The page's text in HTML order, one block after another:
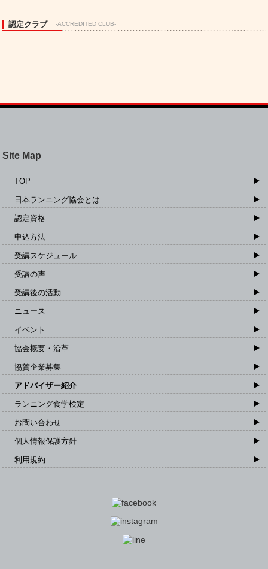
認定クラブ -ACCREDITED CLUB-
Site Map
TOP
日本ランニング協会とは
認定資格
申込方法
受講スケジュール
受講の声
受講後の活動
ニュース
イベント
協会概要・沿革
協賛企業募集
アドバイザー紹介
ランニング食学検定
お問い合わせ
個人情報保護方針
利用規約